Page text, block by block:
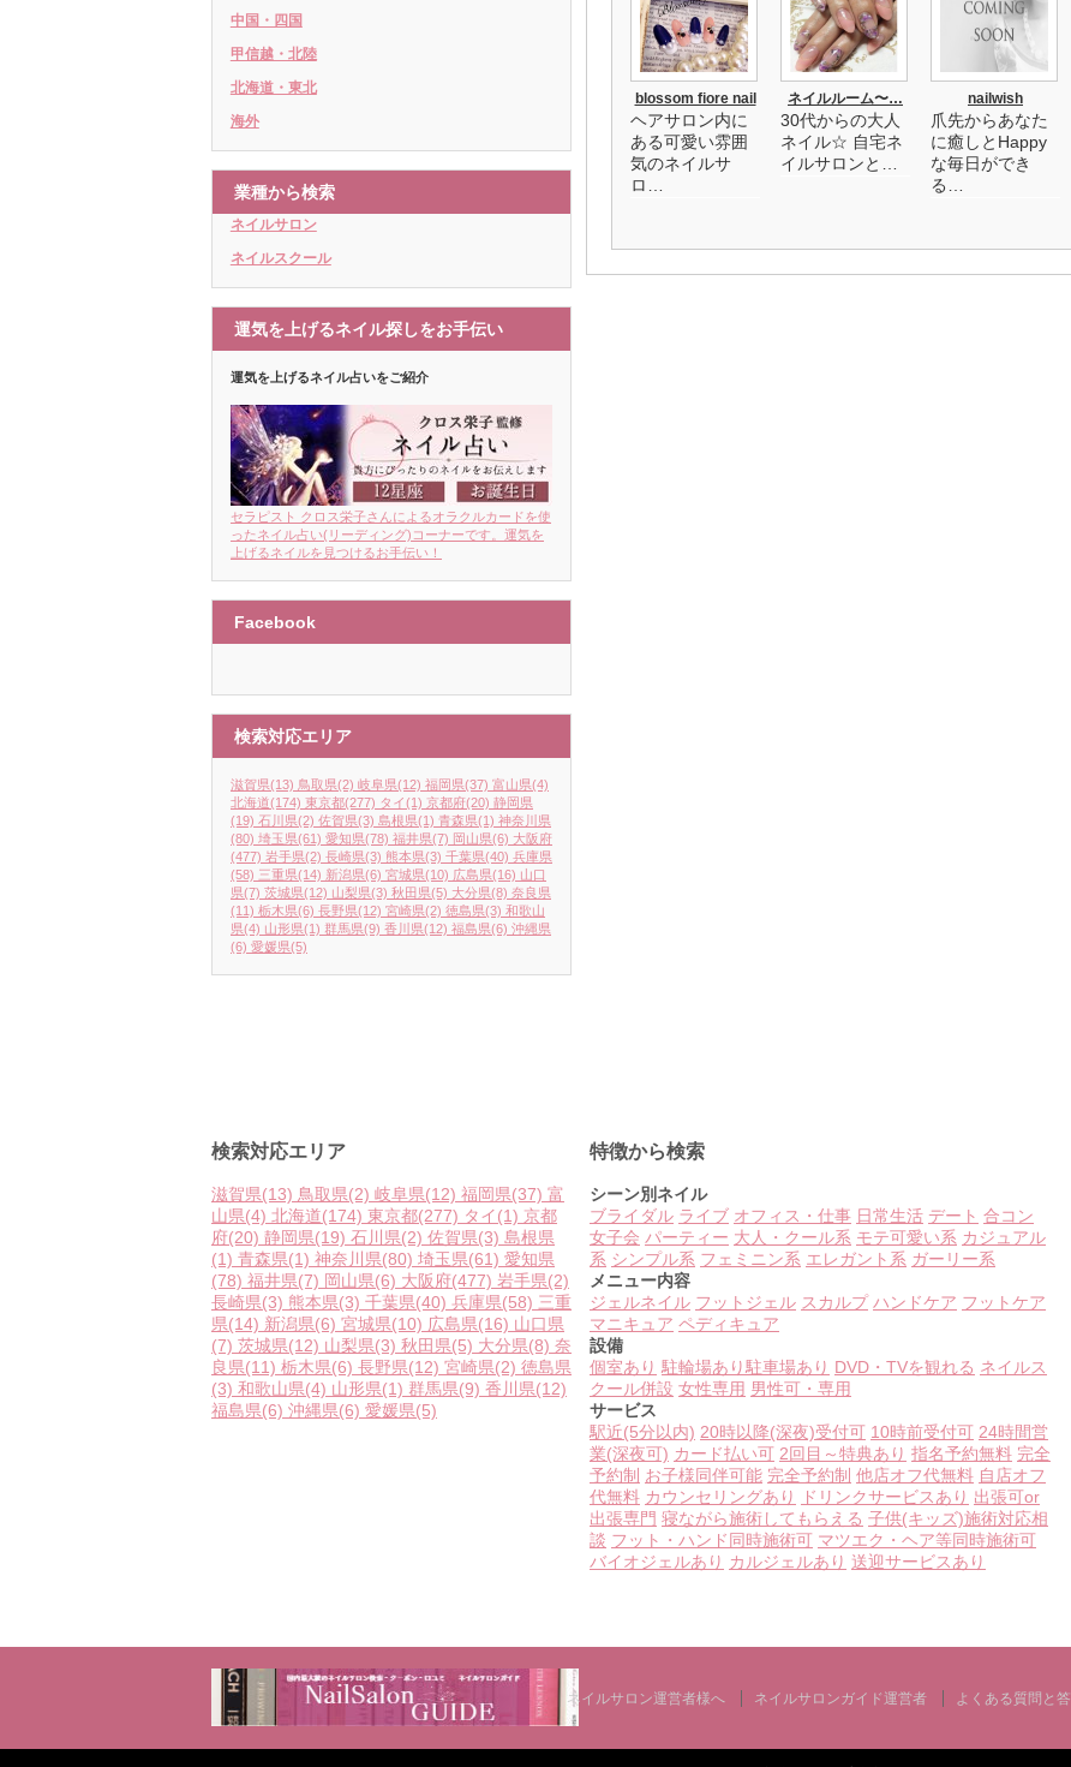
blossom fiore nail
ヘアサロン内に
ある可愛い雰囲
気のネイルサ
ロ…
ネイルルーム〜…
30代からの大人
ネイル☆ 自宅ネ
イルサロンと…
nailwish
爪先からあなた
に癒しとHappy
な毎日ができ
る…
中国・四国
甲信越・北陸
北海道・東北
海外
業種から検索
ネイルサロン
ネイルスクール
運気を上げるネイル探しをお手伝い
運気を上げるネイル占いをご紹介
セラピスト クロス栄子さんによるオラクルカードを使
ったネイル占い(リーディング)コーナーです。運気を
上げるネイルを見つけるお手伝い！
Facebook
検索対応エリア
滋賀県(13) 鳥取県(2) 岐阜県(12) 福岡県(37) 富山県(4)
北海道(174) 東京都(277) タイ(1) 京都府(20) 静岡県
(19) 石川県(2) 佐賀県(3) 島根県(1) 青森県(1) 神奈川県
(80) 埼玉県(61) 愛知県(78) 福井県(7) 岡山県(6) 大阪府
(477) 岩手県(2) 長崎県(3) 熊本県(3) 千葉県(40) 兵庫県
(58) 三重県(14) 新潟県(6) 宮城県(10) 広島県(16) 山口
県(7) 茨城県(12) 山梨県(3) 秋田県(5) 大分県(8) 奈良県
(11) 栃木県(6) 長野県(12) 宮崎県(2) 徳島県(3) 和歌山
県(4) 山形県(1) 群馬県(9) 香川県(12) 福島県(6) 沖縄県
(6) 愛媛県(5)
検索対応エリア
滋賀県(13) 鳥取県(2) 岐阜県(12) 福岡県(37) 富
山県(4) 北海道(174) 東京都(277) タイ(1) 京都
府(20) 静岡県(19) 石川県(2) 佐賀県(3) 島根県
(1) 青森県(1) 神奈川県(80) 埼玉県(61) 愛知県
(78) 福井県(7) 岡山県(6) 大阪府(477) 岩手県(2)
長崎県(3) 熊本県(3) 千葉県(40) 兵庫県(58) 三重
県(14) 新潟県(6) 宮城県(10) 広島県(16) 山口県
(7) 茨城県(12) 山梨県(3) 秋田県(5) 大分県(8) 奈
良県(11) 栃木県(6) 長野県(12) 宮崎県(2) 徳島県
(3) 和歌山県(4) 山形県(1) 群馬県(9) 香川県(12)
福島県(6) 沖縄県(6) 愛媛県(5)
特徴から検索
シーン別ネイル
ブライダル ライブ オフィス・仕事 日常生活 デート 合コン
女子会 パーティー 大人・クール系 モテ可愛い系 カジュアル
系 シンプル系 フェミニン系 エレガント系 ガーリー系
メニュー内容
ジェルネイル フットジェル スカルプ ハンドケア フットケア
マニキュア ペディキュア
設備
個室あり 駐輪場あり駐車場あり DVD・TVを観れる ネイルス
クール併設 女性専用 男性可・専用
サービス
駅近(5分以内) 20時以降(深夜)受付可 10時前受付可 24時間営
業(深夜可) カード払い可 2回目～特典あり 指名予約無料 完全
予約制 お子様同伴可能 完全予約制 他店オフ代無料 自店オフ
代無料 カウンセリングあり ドリンクサービスあり 出張可or
出張専門 寝ながら施術してもらえる 子供(キッズ)施術対応相
談 フット・ハンド同時施術可 マツエク・ヘア等同時施術可
バイオジェルあり カルジェルあり 送迎サービスあり
ネイルサロン運営者様へ ネイルサロンガイド運営者 よくある質問と答